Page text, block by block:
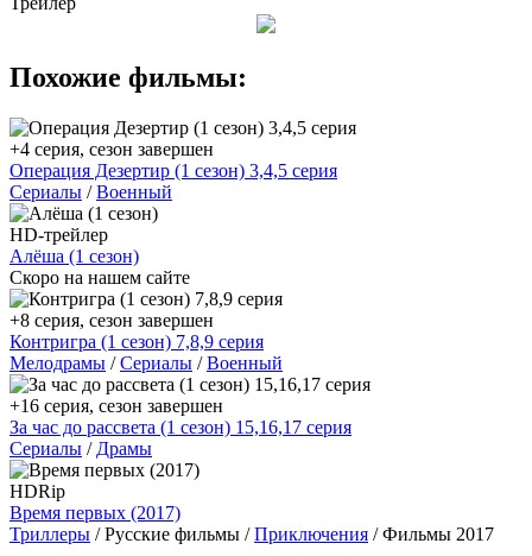
Похожие фильмы:
+4 серия, сезон завершен
Операция Дезертир (1 сезон) 3,4,5 серия
Сериалы /Военный
HD-трейлер
Алёша (1 сезон)
Скоро на нашем сайте
+8 серия, сезон завершен
Контригра (1 сезон) 7,8,9 серия
Мелодрамы /Сериалы /Военный
+16 серия, сезон завершен
За час до рассвета (1 сезон) 15,16,17 серия
Сериалы / Драмы
HDRip
Время первых (2017)
Триллеры / Русские фильмы /Приключения / Фильмы 2017